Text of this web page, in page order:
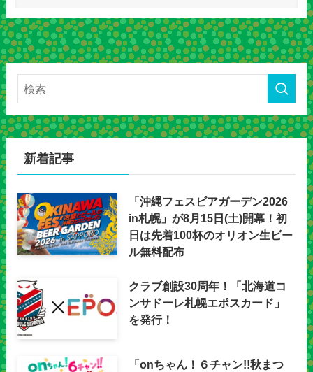
新着記事
「沖縄フェスビアガーデン2026
in札幌」が8月15日(土)開幕！初
日は先着100杯のオリオン生ビー
ル無料配布
クラブ創設30周年！「北海道コ
ンサドーレ札幌エポスカード」
を発行！
「onちゃん！６チャン!!秋まつ